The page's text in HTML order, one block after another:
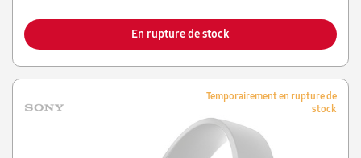
En rupture de stock
Temporairement en rupture de
stock